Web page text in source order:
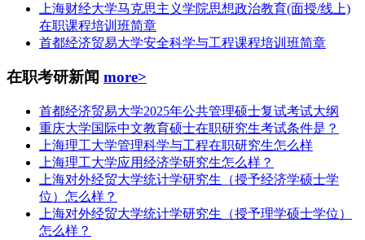
上海财经大学马克思主义学院思想政治教育(面授/线上)
在职课程培训班简章
首都经济贸易大学安全科学与工程课程培训班简章
在职考研新闻 more>
首都经济贸易大学2025年公共管理硕士复试考试大纲
重庆大学国际中文教育硕士在职研究生考试条件是？
上海理工大学管理科学与工程在职研究生怎么样
上海理工大学应用经济学研究生怎么样？
上海对外经贸大学统计学研究生（授予经济学硕士学
位）怎么样？
上海对外经贸大学统计学研究生（授予理学硕士学位）
怎么样？